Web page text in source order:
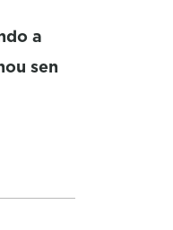
a
sen